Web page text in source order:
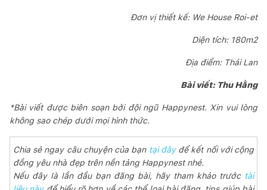
Đơn vị thiết kế: We House Roi-et
Diện tích: 180m2
Địa điểm: Thái Lan
Bài viết: Thu Hằng
*Bài viết được biên soạn bởi đội ngũ Happynest. Xin vui lòng
không sao chép dưới mọi hình thức.
Chia sẻ ngay câu chuyện của bạn tại đâyđể kết nối với cộng
đồng yêu nhà đẹp trên nền tảng Happynest nhé.
Nếu đây là lần đầu bạn đăng bài, hãy tham khảo trướctài